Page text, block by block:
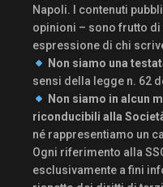
Napoli. I contenuti
opinioni – sono frutto
espressione di chi
Non siamo una
sensi della legge n. 62
Non siamo in alcun
riconducibili alla
né rappresentiamo un
Ogni riferimento alla
esclusivamente a fini